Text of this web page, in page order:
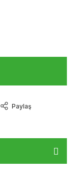
Paylaş